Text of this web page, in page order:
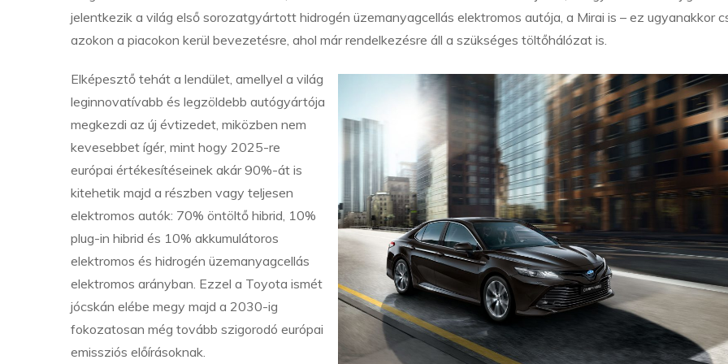
jelentkezik a világ első sorozatgyártott hidrogén üzemanyagcellás elektromos autója, a Mirai is – ez ugyanakkor
azokon a piacokon kerül bevezetésre, ahol már rendelkezésre áll a szükséges töltőhálózat is.
Elképesztő tehát a lendület, amellyel a világ
leginnovatívabb és legzöldebb autógyártója
megkezdi az új évtizedet, miközben nem
kevesebbet ígér, mint hogy 2025-re
európai értékesítéseinek akár 90%-át is
kitehetik majd a részben vagy teljesen
elektromos autók: 70% öntöltő hibrid, 10%
plug-in hibrid és 10% akkumulátoros
elektromos és hidrogén üzemanyagcellás
elektromos arányban. Ezzel a Toyota ismét
jócskán elébe megy majd a 2030-ig
fokozatosan még tovább szigorodó európai
emissziós előírásoknak.